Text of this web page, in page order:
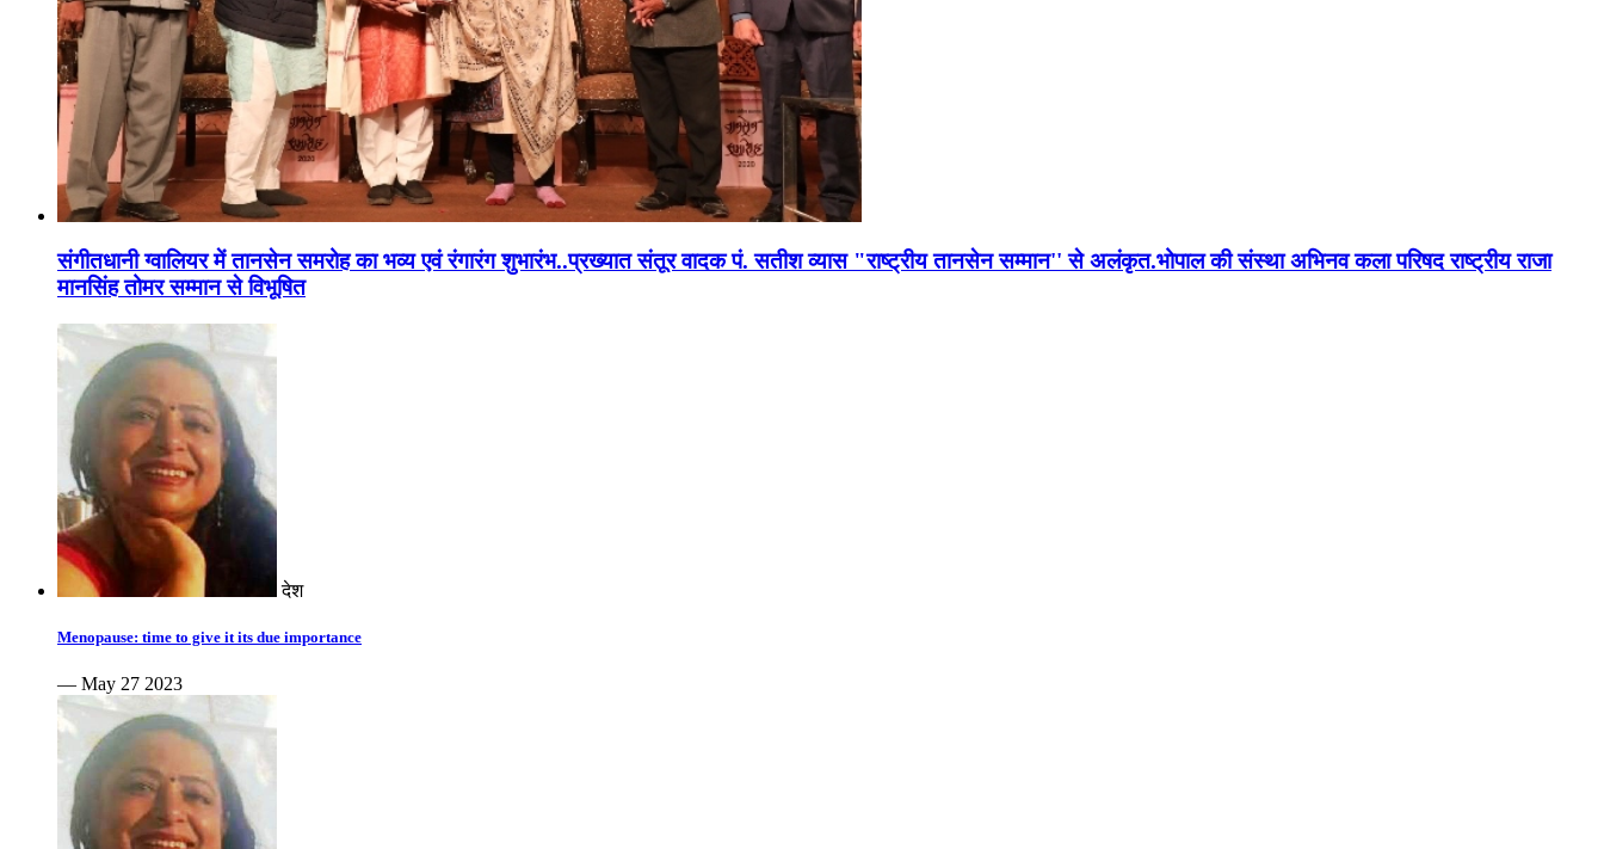
संगीतधानी ग्वालियर में तानसेन समरोह का भव्य एवं रंगारंग शुभारंभ..प्रख्यात संतूर वादक पं. सतीश व्यास "राष्ट्रीय तानसेन सम्मान'' से अलंकृत.भोपाल की संस्था अभिनव कला परिषद राष्ट्रीय राजा
मानसिंह तोमर सम्मान से विभूषित
देश
Menopause: time to give it its due importance
— May 27 2023